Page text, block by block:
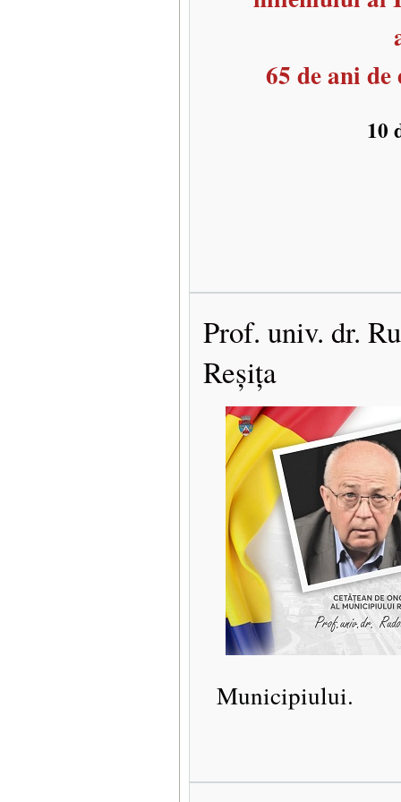
65 de ani
10
Prof. univ. dr.
Reșița
Municipiului.